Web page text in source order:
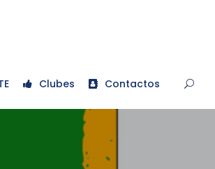
Clubes Contactos